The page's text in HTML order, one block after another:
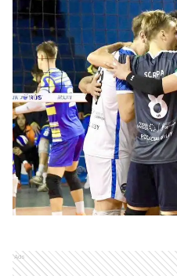
Ads